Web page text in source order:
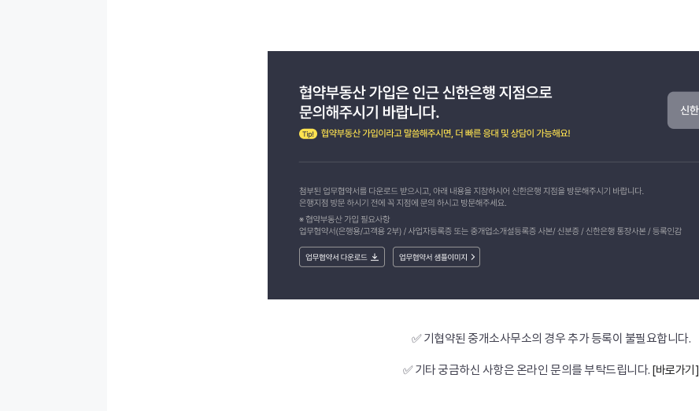
✅ 기협약된 중개소사무소의 경우 추가 등록이 불필요합니다.
✅ 기타 궁금하신 사항은 온라인 문의를 부탁드립니다. [바로가기]